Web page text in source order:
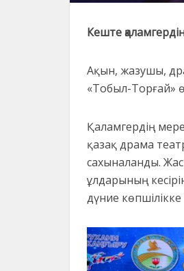
Кеште
Ақын, жазушы,
«Тобыл-Торғай»
Қаламгердің
қазақ драма
сахыналанды.
ұлдарының
дүние